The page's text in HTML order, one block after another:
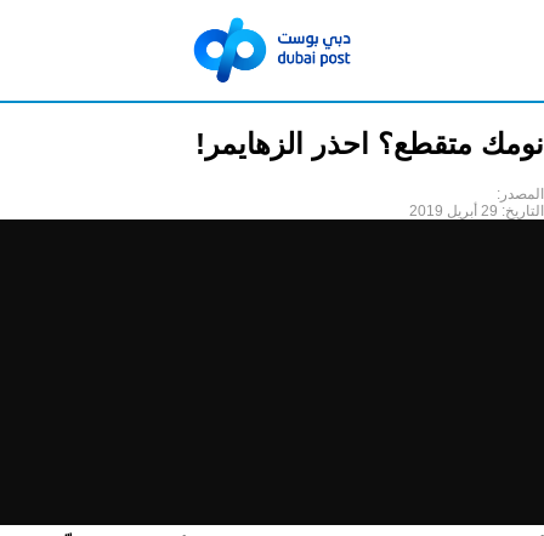
نومك متقطع؟ احذر الزهايمر!
المصدر:
التاريخ: 29 أبريل 2019